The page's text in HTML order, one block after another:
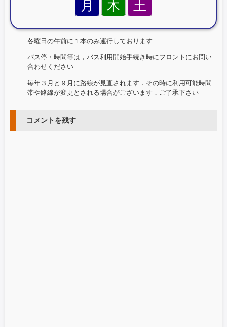
月 木 土
各曜日の午前に１本のみ運行しております
バス停・時間等は，バス利用開始手続き時にフロントにお問い
合わせください
毎年３月と９月に路線が見直されます．その時に利用可能時間
帯や路線が変更とされる場合がございます．ご了承下さい
コメントを残す